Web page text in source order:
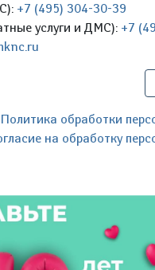
+7 (495) 304-30-39
услуги и ДМС): +7
Политика обработки
на обработку